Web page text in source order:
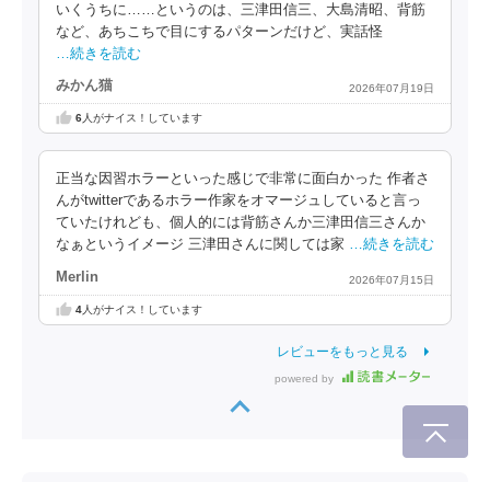
いくうちに……というのは、三津田信三、大島清昭、背筋
など、あちこちで目にするパターンだけど、実話怪
…続きを読む
みかん猫 2026年07月19日
6人がナイス！しています
正当な因習ホラーといった感じで非常に面白かった 作者さ
んがtwitterであるホラー作家をオマージュしていると言っ
ていたけれども、個人的には背筋さんか三津田信三さんか
なぁというイメージ 三津田さんに関しては家 …続きを読む
Merlin 2026年07月15日
4人がナイス！しています
レビューをもっと見る
powered by